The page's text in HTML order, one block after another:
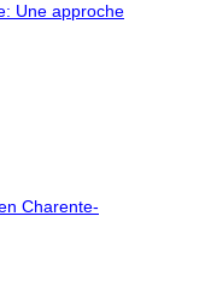
Une approche
Charente-